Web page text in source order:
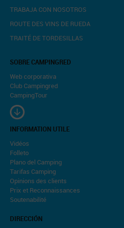
TRABAJA CON NOSOTROS
ROUTE DES VINS DE RUEDA
TRAITÉ DE TORDESILLAS
SOBRE CAMPINGRED
Web corporativa
Club Campingred
CampingTour
INFORMATION UTILE
Vidéos
Folleto
Plano del Camping
Tarifas Camping
Opinions des clients
Prix et Reconnaissances
Soutenabilité
DIRECCIÓN